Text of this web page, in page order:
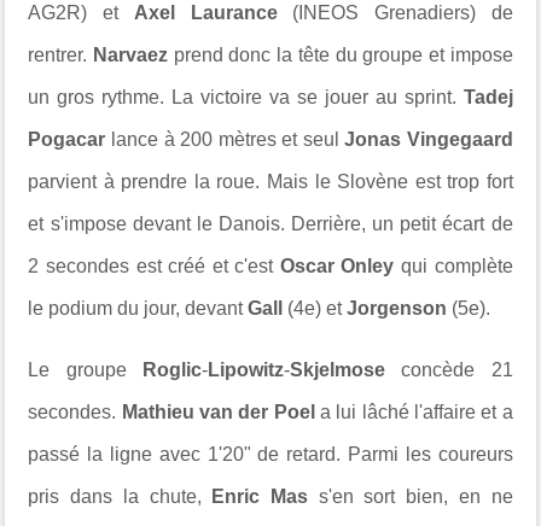
AG2R) et Axel Laurance (INEOS Grenadiers) de
rentrer. Narvaez prend donc la tête du groupe et impose
un gros rythme. La victoire va se jouer au sprint. Tadej
Pogacar lance à 200 mètres et seulJonas Vingegaard
parvient à prendre la roue. Mais le Slovène est trop fort
et s'impose devant le Danois. Derrière, un petit écart de
2 secondes est créé et c'est Oscar Onley qui complète
le podium du jour, devantGall (4e) etJorgenson (5e).
Le groupe Roglic-Lipowitz-Skjelmoseconcède 21
secondes. Mathieu van der Poela lui lâché l'affaire et a
passé la ligne avec 1'20" de retard. Parmi les coureurs
pris dans la chute, Enric Mas s'en sort bien, en ne